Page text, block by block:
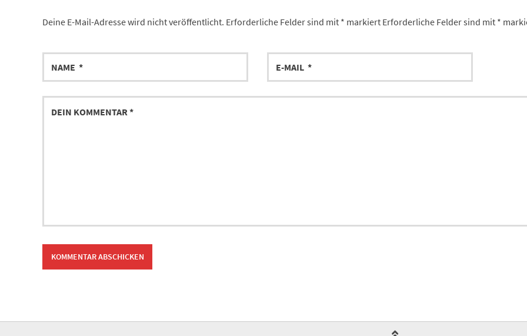
Deine E-Mail-Adresse wird nicht veröffentlicht. Erforderliche Felder sind mit * markiertErforderliche Felder sind mit *